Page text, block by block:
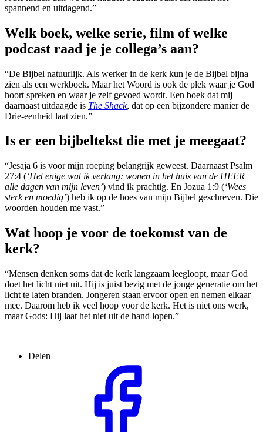
spannend en uitdagend.”
Welk boek, welke serie, film of welke
podcast raad je je collega’s aan?
“De Bijbel natuurlijk. Als werker in de kerk kun je de Bijbel bijna
zien als een werkboek. Maar het Woord is ook de plek waar je God
hoort spreken en waar je zelf gevoed wordt. Een boek dat mij
daarnaast uitdaagde is The Shack, dat op een bijzondere manier de
Drie-eenheid laat zien.”
Is er een bijbeltekst die met je meegaat?
“Jesaja 6 is voor mijn roeping belangrijk geweest. Daarnaast Psalm
27:4 (‘Het enige wat ik verlang: wonen in het huis van de HEER
alle dagen van mijn leven’) vind ik prachtig. En Jozua 1:9 (‘Wees
sterk en moedig’) heb ik op de hoes van mijn Bijbel geschreven. Die
woorden houden me vast.”
Wat hoop je voor de toekomst van de
kerk?
“Mensen denken soms dat de kerk langzaam leegloopt, maar God
doet het licht niet uit. Hij is juist bezig met de jonge generatie om het
licht te laten branden. Jongeren staan ervoor open en nemen elkaar
mee. Daarom heb ik veel hoop voor de kerk. Het is niet ons werk,
maar Gods: Hij laat het niet uit de hand lopen.”
Delen